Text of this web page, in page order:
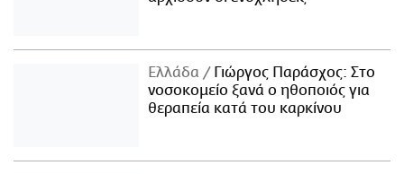
Ελλάδα
Γιώργος Παράσχος: Στο
νοσοκομείο ξανά ο ηθοποιός για
θεραπεία κατά του καρκίνου